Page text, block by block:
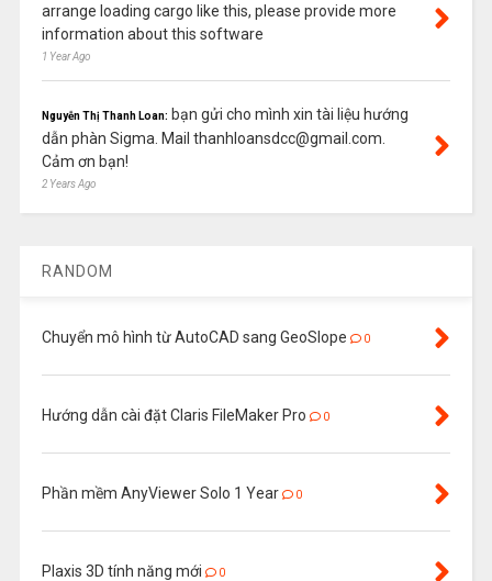
arrange loading cargo like this, please provide more
information about this software
1 Year Ago
Nguyễn Thị Thanh Loan: bạn gửi cho mình xin tài liệu hướng
dẫn phàn Sigma. Mail thanhloansdcc@gmail.com.
Cảm ơn bạn!
2 Years Ago
RANDOM
Chuyển mô hình từ AutoCAD sang GeoSlope 0
Hướng dẫn cài đặt Claris FileMaker Pro 0
Phần mềm AnyViewer Solo 1 Year 0
Plaxis 3D tính năng mới 0